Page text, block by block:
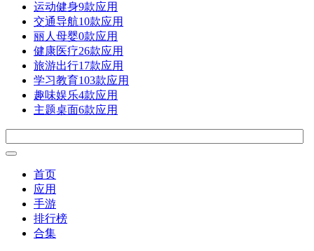
运动健身9款应用
交通导航10款应用
丽人母婴0款应用
健康医疗26款应用
旅游出行17款应用
学习教育103款应用
趣味娱乐4款应用
主题桌面6款应用
首页
应用
手游
排行榜
合集